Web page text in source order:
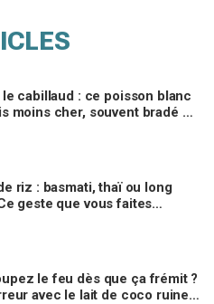
cabillaud : ce poisson blanc
moins cher, souvent bradé en
riz : basmati, thaï ou long
geste que vous faites
le feu dès que ça frémit ?
avec le lait de coco ruine